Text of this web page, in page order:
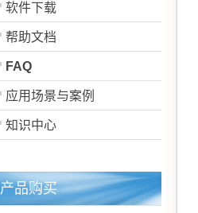
软件下载
帮助文档
FAQ
应用场景与案例
知识中心
产品购买